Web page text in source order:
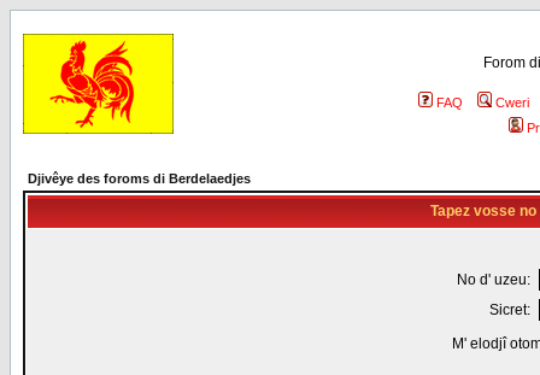
Forom
FAQ
Cweri
Djivêye des foroms di Berdelaedjes
Tapez vosse
No d' uzeu:
Sicret:
M' elodjî